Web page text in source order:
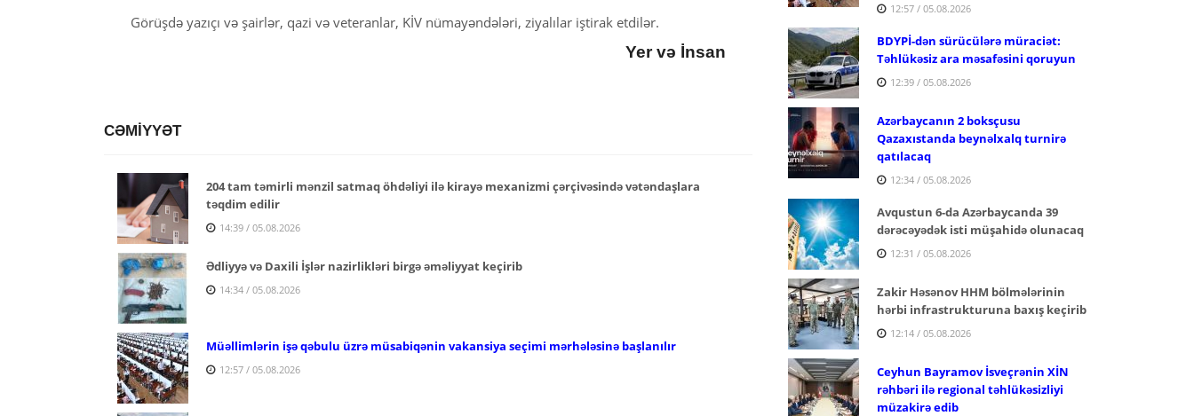
Görüşdə yazıçı və şairlər, qazi və veteranlar, KİV nümayəndələri, ziyalılar iştirak etdilər.
Yer və İnsan
CƏMİYYƏT
204 tam təmirli mənzil satmaq öhdəliyi ilə kirayə mexanizmi çərçivəsində vətəndaşlara
təqdim edilir
14:39 / 05.08.2026
Ədliyyə və Daxili İşlər nazirlikləri birgə əməliyyat keçirib
14:34 / 05.08.2026
Müəllimlərin işə qəbulu üzrə müsabiqənin vakansiya seçimi mərhələsinə başlanılır
12:57 / 05.08.2026
12:57 / 05.08.2026
BDYPİ-dən sürücülərə müraciət:
Təhlükəsiz ara məsafəsini qoruyun
12:39 / 05.08.2026
Azərbaycanın 2 boksçusu
Qazaxıstanda beynəlxalq turnirə
qatılacaq
12:34 / 05.08.2026
Avqustun 6-da Azərbaycanda 39
dərəcəyədək isti müşahidə olunacaq
12:31 / 05.08.2026
Zakir Həsənov HHM bölmələrinin
hərbi infrastrukturuna baxış keçirib
12:14 / 05.08.2026
Ceyhun Bayramov İsveçrənin XİN
rəhbəri ilə regional təhlükəsizliyi
müzakirə edib